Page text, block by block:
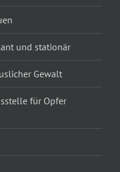
und stationär
Gewalt
für Opfer